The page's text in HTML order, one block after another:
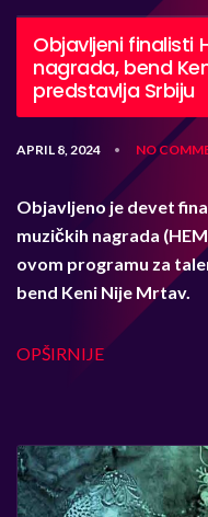
Objavljeni finalisti
nagrada, bend
predstavlja Srbiju
APRIL 8, 2024 • NO
Objavljeno je devet
muzičkih nagrada
ovom programu za
bend Keni Nije Mrtav.
OPŠIRNIJE